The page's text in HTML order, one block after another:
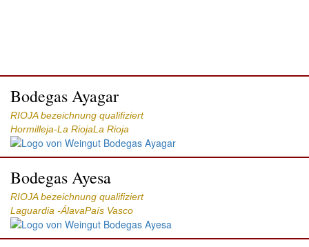
Bodegas Ayagar
RIOJA bezeichnung qualifiziert
Hormilleja-La RiojaLa Rioja
Bodegas Ayesa
RIOJA bezeichnung qualifiziert
Laguardia -ÁlavaPaís Vasco